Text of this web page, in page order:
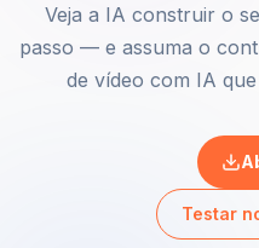
Veja a IA construir o
passo — e assuma o
de vídeo com IA
Testar